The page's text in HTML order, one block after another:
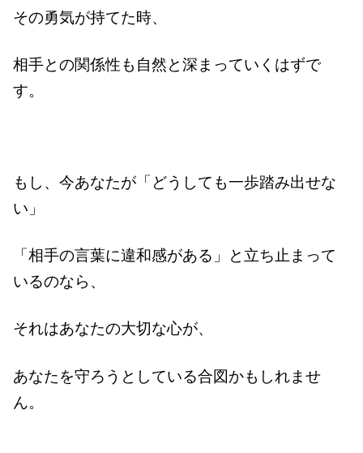
その勇気が持てた時、
相手との関係性も自然と深まっていくはずで
す。
もし、今あなたが 「どうしても一歩踏み出せな
い」
「相手の言葉に違和感がある」
と立ち止まって
いるのなら、
それはあなたの大切な心が、
あなたを守ろうとしている合図かもしれませ
ん。